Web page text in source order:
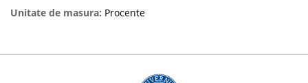
Unitate de masura: Procente